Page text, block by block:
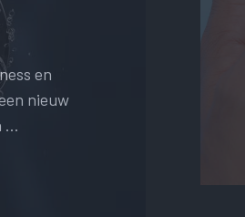
en
nieuw
…